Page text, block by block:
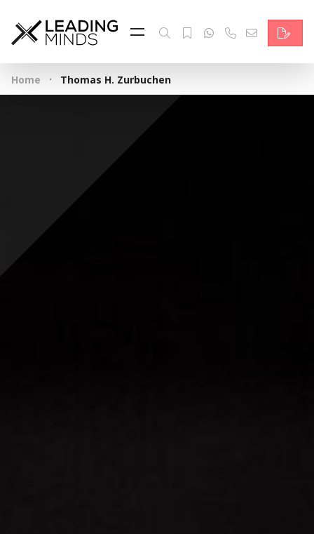
Feed & News
Reading Minds
Themen
Services
Wer wir sind
Home · Thomas H. Zurbuchen